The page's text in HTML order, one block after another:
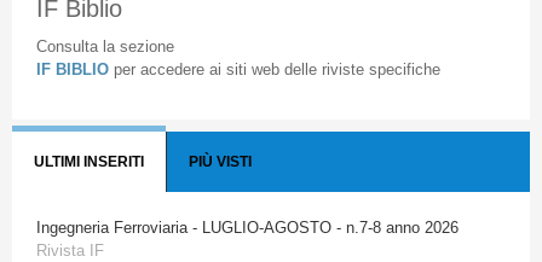
IF Biblio
Consulta la sezione
IF BIBLIO per accedere ai siti web delle riviste specifiche
ULTIMI INSERITI PIÙ VISTI
Ingegneria Ferroviaria - LUGLIO-AGOSTO - n.7-8 anno 2026
Rivista IF